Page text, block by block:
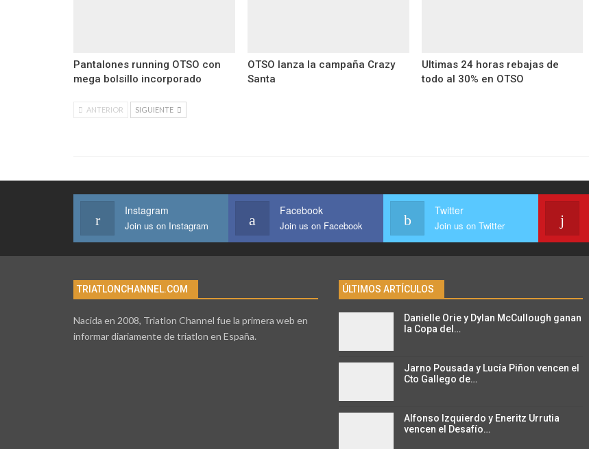
Pantalones running OTSO con
mega bolsillo incorporado
OTSO lanza la campaña Crazy
Santa
Ultimas 24 horas rebajas de
todo al 30% en OTSO
ANTERIOR SIGUIENTE
Instagram
Join us on Instagram
Facebook
Join us on Facebook
Twitter
Join us on Twitter
TRIATLONCHANNEL.COM
Nacida en 2008, Triatlon Channel fue la primera web en
informar diariamente de triatlon en España.
ÚLTIMOS ARTÍCULOS
Danielle Orie y Dylan McCullough ganan
la Copa del…
Jarno Pousada y Lucía Piñon vencen el
Cto Gallego de…
Alfonso Izquierdo y Eneritz Urrutia
vencen el Desafío…